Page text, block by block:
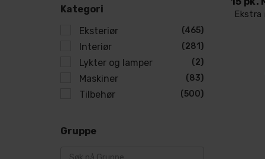
Kategori
Eksteriør
(465)
Interiør (281)
Lykter og lamper (2)
Maskiner (83)
Tilbehør (500)
Gruppe